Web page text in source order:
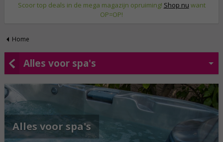
Scoor top deals in de mega magazijn opruiming! Shop nu want
OP=OP!
Home
Alles voor spa's
Alles voor spa's